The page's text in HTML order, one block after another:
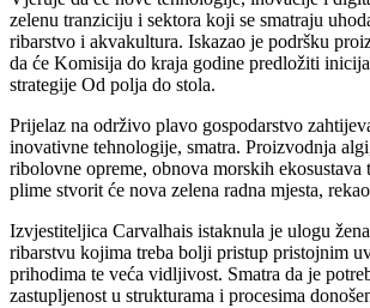
zelenu tranziciju i sektora koji se smatraju
ribarstvo i akvakultura. Iskazao je podršku
da će Komisija do kraja godine predložiti
strategije Od polja do stola.
Prijelaz na održivo plavo gospodarstvo
inovativne tehnologije, smatra. Proizvodnja
ribolovne opreme, obnova morskih ekosustava
plime stvorit će nova zelena radna mjesta,
Izvjestiteljica Carvalhais istaknula je ulogu
ribarstvu kojima treba bolji pristup pristojnim
prihodima te veća vidljivost. Smatra da je
zastupljenost u strukturama i procesima